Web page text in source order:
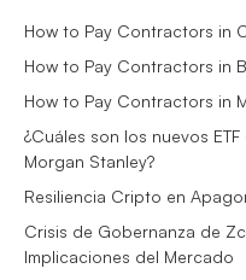
How to Pay Contractors in
How to Pay Contractors in
How to Pay Contractors in
¿Cuáles son los nuevos
Morgan Stanley?
Resiliencia Cripto en
Crisis de Gobernanza de
Implicaciones del Mercado